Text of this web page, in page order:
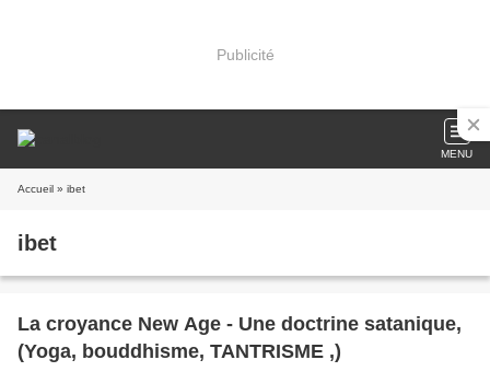
Publicité
MENU
Accueil » ibet
ibet
La croyance New Age - Une doctrine satanique,
(Yoga, bouddhisme, TANTRISME ,)